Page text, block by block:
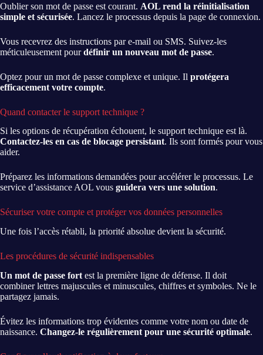
Oublier son mot de passe est courant. AOL rend la réinitialisation
simple et sécurisée. Lancez le processus depuis la page de connexion.
Vous recevrez des instructions par e-mail ou SMS. Suivez-les
méticuleusement pourdéfinir un nouveau mot de passe.
Optez pour un mot de passe complexe et unique. Il protégera
efficacement votre compte.
Quand contacter le support technique ?
Si les options de récupération échouent, le support technique est là.
Contactez-les en cas de blocage persistant. Ils sont formés pour vous
aider.
Préparez les informations demandées pour accélérer le processus. Le
service d’assistance AOL vous guidera vers une solution.
Sécuriser votre compte et protéger vos données personnelles
Une fois l’accès rétabli, la priorité absolue devient la sécurité.
Les procédures de sécurité indispensables
Un mot de passe fort est la première ligne de défense. Il doit
combiner lettres majuscules et minuscules, chiffres et symboles. Ne le
partagez jamais.
Évitez les informations trop évidentes comme votre nom ou date de
naissance. Changez-le régulièrement pour une sécurité optimale.